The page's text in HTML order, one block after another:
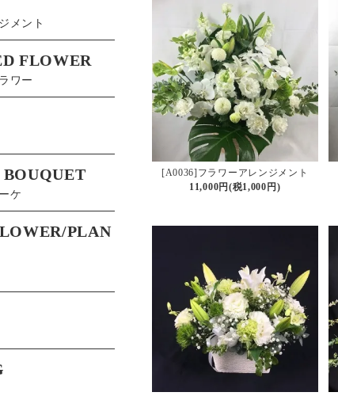
[A0036]フラワーアレンジメント
11,000円(税1,000円)
メント
FLOWER
ワー
ケ
PLAN